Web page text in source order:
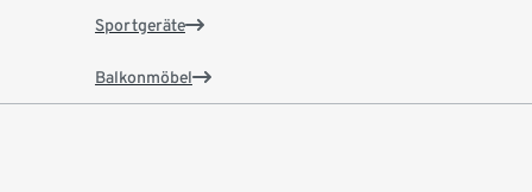
Sportgeräte
Balkonmöbel